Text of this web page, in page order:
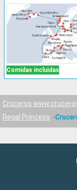
Comidas incluidas
Cruceros
Regal Princess